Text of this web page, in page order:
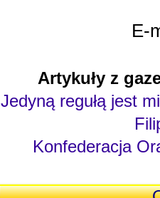
E-
Artykuły z
Jedyną regułą jest
Konfederacja